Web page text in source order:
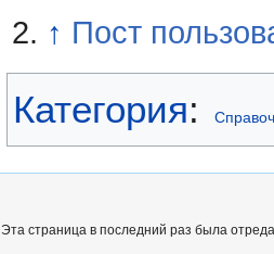
↑ Пост
Категория:
Эта страница в последний раз была